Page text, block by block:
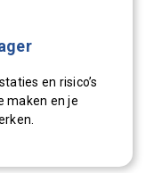
en risico’s
maken en je